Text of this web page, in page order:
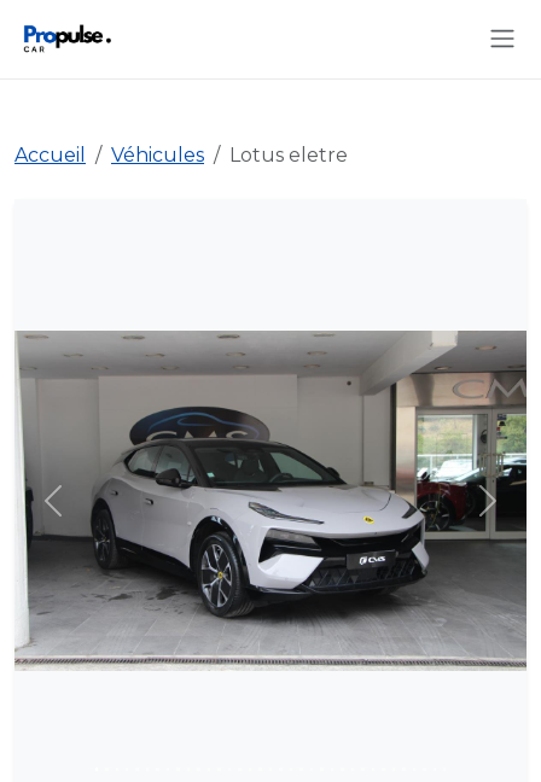
Accueil Véhicules Lotus eletre
Précédent